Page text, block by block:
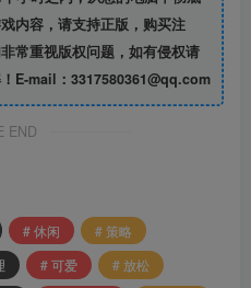
内容，请支持正版，购买注
常重视版权问题，如有侵权请
E-mail：3317580361@qq.com
END
# 休闲
# 策略
# 可爱
# 放松